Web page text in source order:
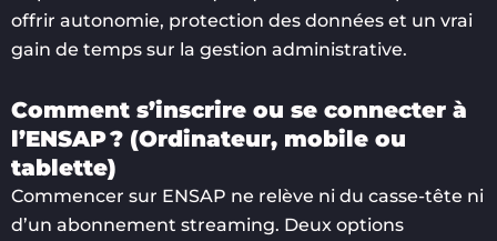
offrir autonomie, protection des données et un vrai
gain de temps sur la gestion administrative.
Comment s’inscrire ou se connecter à
l’ENSAP ? (Ordinateur, mobile ou
tablette)
Commencer sur ENSAP ne relève ni du casse-tête ni
d’un abonnement streaming. Deux options